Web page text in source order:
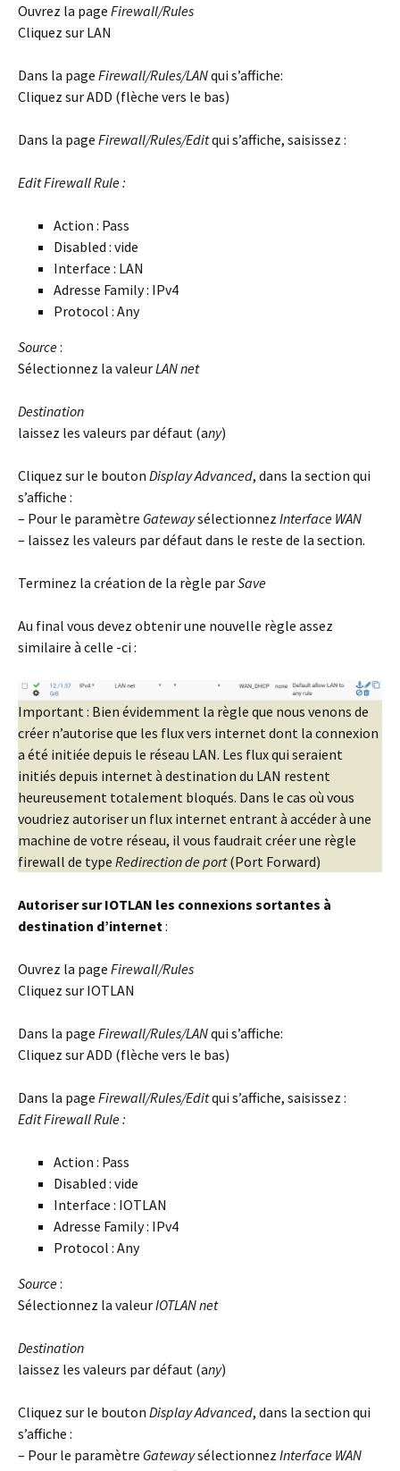
Ouvrez la page Firewall/Rules
Cliquez sur LAN
Dans la page Firewall/Rules/LANqui s’affiche:
Cliquez sur ADD (flèche vers le bas)
Dans la page Firewall/Rules/Editqui s’affiche, saisissez :
Edit Firewall Rule :
Action : Pass
Disabled : vide
Interface : LAN
Adresse Family : IPv4
Protocol : Any
Source:
Sélectionnez la valeurLAN net
Destination
laissez les valeurs par défaut (any)
Cliquez sur le bouton Display Advanced, dans la section qui
s’affiche :
– Pour le paramètre Gatewaysélectionnez Interface WAN
– laissez les valeurs par défaut dans le reste de la section.
Terminez la création de la règle parSave
Au final vous devez obtenir une nouvelle règle assez
similaire à celle -ci :
Important : Bien évidemment la règle que nous venons de
créer n’autorise que les flux vers internet dont la connexion
a été initiée depuis le réseau LAN. Les flux qui seraient
initiés depuis internet à destination du LAN restent
heureusement totalement bloqués. Dans le cas où vous
voudriez autoriser un flux internet entrant à accéder à une
machine de votre réseau, il vous faudrait créer une règle
firewall de type Redirection de port(Port Forward)
Autoriser sur IOTLAN les connexions sortantes à
destination d’internet:
Ouvrez la page Firewall/Rules
Cliquez sur IOTLAN
Dans la page Firewall/Rules/LANqui s’affiche:
Cliquez sur ADD (flèche vers le bas)
Dans la page Firewall/Rules/Editqui s’affiche, saisissez :
Edit Firewall Rule :
Action : Pass
Disabled : vide
Interface : IOTLAN
Adresse Family : IPv4
Protocol : Any
Source:
Sélectionnez la valeurIOTLAN net
Destination
laissez les valeurs par défaut (any)
Cliquez sur le bouton Display Advanced, dans la section qui
s’affiche :
– Pour le paramètre Gatewaysélectionnez Interface WAN